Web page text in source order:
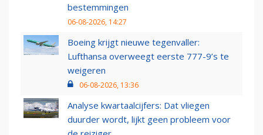
bestemmingen
06-08-2026, 14:27
Boeing krijgt nieuwe tegenvaller:
Lufthansa overweegt eerste 777-9’s te
weigeren
06-08-2026, 13:36
Analyse kwartaalcijfers: Dat vliegen
duurder wordt, lijkt geen probleem voor